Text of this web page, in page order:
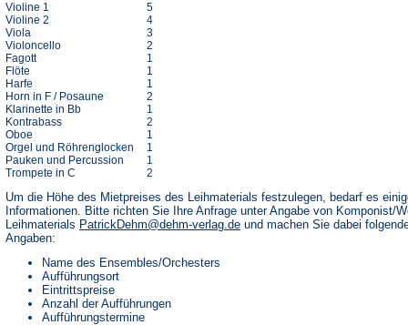
Violine 1
Violine 2
Viola
Violoncello
Fagott
Flöte
Harfe
Horn in F / Posaune
Klarinette in Bb
Kontrabass
Oboe
Orgel und Röhrenglocken
Pauken und Percussion
Trompete in C
5
4
3
2
1
1
1
2
1
2
1
1
1
2
Um die Höhe des Mietpreises des Leihmaterials festzulegen, bedarf es
Informationen. Bitte richten Sie Ihre Anfrage unter Angabe von Komponist/
Leihmaterials PatrickDehm@dehm-verlag.de und machen Sie dabei
Angaben:
Name des Ensembles/Orchesters
Aufführungsort
Eintrittspreise
Anzahl der Aufführungen
Aufführungstermine